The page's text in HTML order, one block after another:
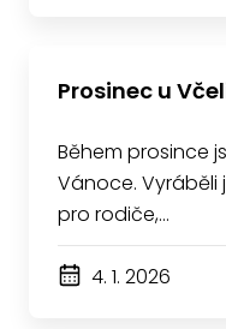
Prosinec u
Během prosince
Vánoce.
pro rodiče,…
4. 1. 2026